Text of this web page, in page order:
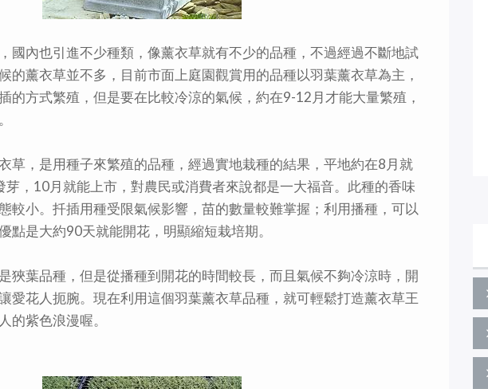
國內也引進不少種類，像薰衣草就有不少的品種，不過經過不斷地試
的薰衣草並不多，目前市面上庭園觀賞用的品種以羽葉薰衣草為主，
的方式繁殖，但是要在比較冷涼的氣候，約在9-12月才能大量繁殖，
草，是用種子來繁殖的品種，經過實地栽種的結果，平地約在8月就
，10月就能上市，對農民或消費者來說都是一大福音。此種的香味
較小。扦插用種受限氣候影響，苗的數量較難掌握；利用播種，可以
點是大約90天就能開花，明顯縮短栽培期。
狹葉品種，但是從播種到開花的時間較長，而且氣候不夠冷涼時，開
愛花人扼腕。現在利用這個羽葉薰衣草品種，就可輕鬆打造薰衣草王
的紫色浪漫喔。